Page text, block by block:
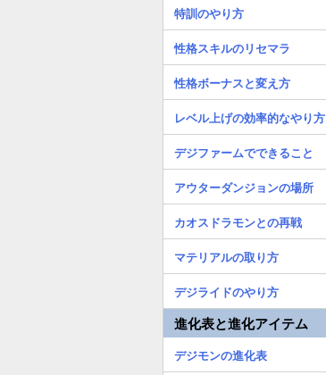
特訓のやり方
性格スキルのリセマラ
性格ボーナスと変え方
レベル上げの効率的なやり方
デジファームでできること
アウターダンジョンの場所
カオスドラモンとの再戦
マテリアルの取り方
デジライドのやり方
進化表と進化アイテム
デジモンの進化表